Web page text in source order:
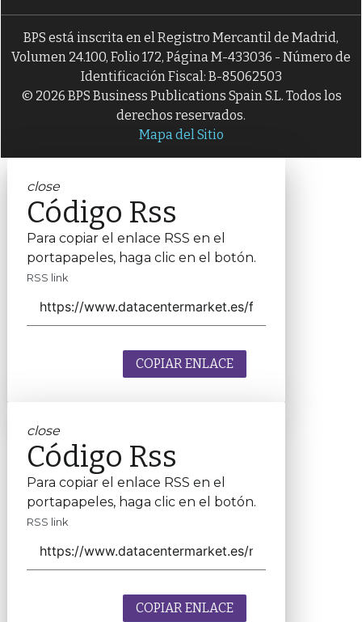
BPS está inscrita en el Registro Mercantil de Madrid,
Volumen 24.100, Folio 172, Página M-433036 - Número de
Identificación Fiscal: B-85062503
© 2026 BPS Business Publications Spain S.L. Todos los
derechos reservados.
Mapa del Sitio
close
Código Rss
Para copiar el enlace RSS en el
portapapeles, haga clic en el botón.
RSS link
COPIAR ENLACE
close
Código Rss
Para copiar el enlace RSS en el
portapapeles, haga clic en el botón.
RSS link
COPIAR ENLACE